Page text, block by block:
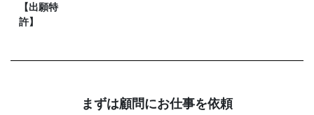
【出願特
許】
まずは顧問にお仕事を依頼